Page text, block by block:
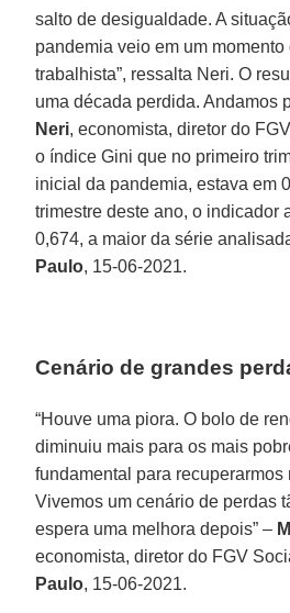
salto de desigualdade. A
pandemia veio em um
trabalhista”, ressalta Neri. O
uma década perdida. Andamos
Neri, economista, diretor do
o índice Gini que no primeiro
inicial da pandemia, estava em
trimestre deste ano, o indicador
0,674, a maior da série
Paulo, 15-06-2021.
Cenário de grandes
“Houve uma piora. O bolo de
diminuiu mais para os mais
fundamental para
Vivemos um cenário de perdas
espera uma melhora depois” –
economista, diretor do FGV
Paulo, 15-06-2021.